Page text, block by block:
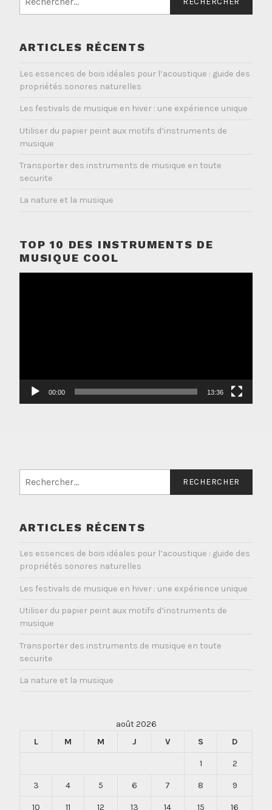
ARTICLES RÉCENTS
Les essences de bois idéales pour l’acoustique : guide des
propriétés sonores naturelles
Les festivals de musique en hiver : une expérience unique
Utiliser du papier peint aux motifs d’instruments de
musique
Transporter des instruments de musique en toute
securite
La nature et la musique
TOP 10 DES INSTRUMENTS DE
MUSIQUE COOL
00:00 13:36
ARTICLES RÉCENTS
Les essences de bois idéales pour l’acoustique : guide des
propriétés sonores naturelles
Les festivals de musique en hiver : une expérience unique
Utiliser du papier peint aux motifs d’instruments de
musique
Transporter des instruments de musique en toute
securite
La nature et la musique
août 2026
L
M M J V S D
1 2
3 4 5 6 7 8 9
10 11 12 13 14 15 16